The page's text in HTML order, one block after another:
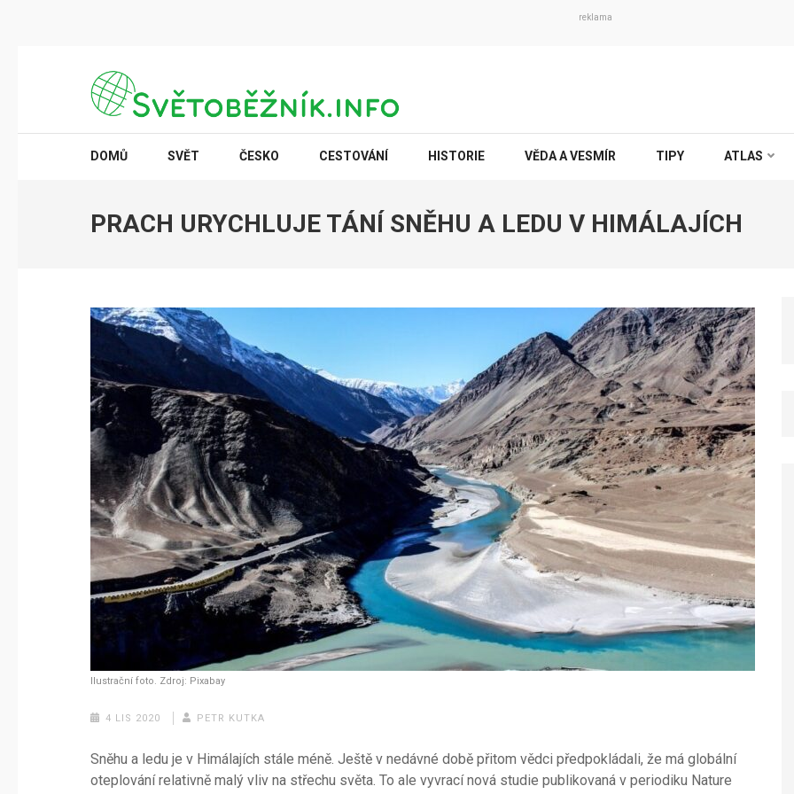
reklama
SVĚTOBĚŽNÍK.INFO
DOMŮ SVĚT ČESKO CESTOVÁNÍ HISTORIE VĚDA A VESMÍR TIPY ATLAS
PRACH URYCHLUJE TÁNÍ SNĚHU A LEDU V HIMÁLAJÍCH
Ilustrační foto. Zdroj: Pixabay
4 LIS 2020 PETR KUTKA
Sněhu a ledu je v Himálajích stále méně. Ještě v nedávné době přitom vědci předpokládali, že má globální
oteplování relativně malý vliv na střechu světa. To ale vyvrací nová studie publikovaná v periodiku Nature